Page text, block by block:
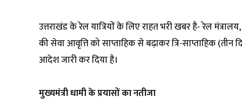
उत्तराखंड के रेल यात्रियों के लिए राहत भरी खबर है- रेल
की सेवा आवृत्ति को साप्ताहिक से बढ़ाकर त्रि-साप्ताहिक
आदेश जारी कर दिया है।
मुख्यमंत्री धामी के प्रयासों का नतीजा